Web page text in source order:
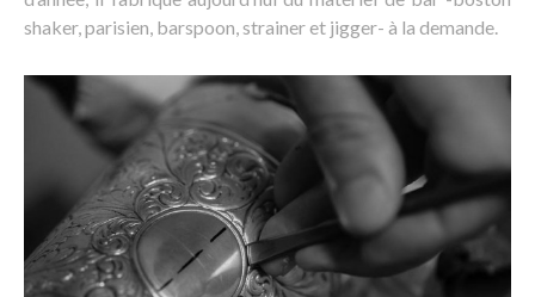
shaker, parisien, barspoon, strainer et jigger- à la demande.